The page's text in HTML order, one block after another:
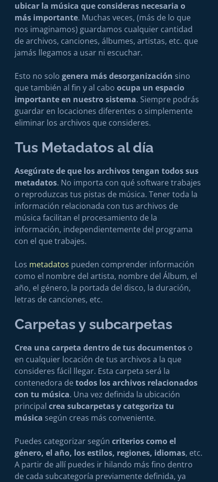
ubicar la música que consideras necesaria o
más importante. Muchas veces, (más de lo que
nos imaginamos) guardamos cualquier cantidad
de archivos, canciones, álbumes, artistas, etc. que
jamás llegamos a usar ni escuchar.
Esto no solo genera más desorganización sino
que también al fin y al cabo ocupa un espacio
importante en nuestro sistema. Siempre podrás
guardar en locaciones diferentes o simplemente
eliminar los archivos que consideres.
Tus Metadatos al día
Asegúrate de que los archivos tengan todos sus
metadatos. No importa con qué software trabajes
o reproduzcas tus pistas de música. Tener toda la
información relacionada con tus archivos de
música facilitan el procesamiento de la
información, independientemente del programa
con el que trabajes.
Los metadatos pueden comprender información
como el nombre del artista, nombre del Álbum, el
año, el género, la portada del disco, la duración,
letras de canciones, etc.
Carpetas y subcarpetas
Crea una carpeta dentro de tus documentos o
en cualquier locación de tus archivos a la que
consideres fácil llegar. Esta carpeta será la
contenedora de todos los archivos relacionados
con tu música. Una vez definida la ubicación
principal crea subcarpetas y categoriza tu
música según creas más conveniente.
Puedes categorizar según criterios como el
género, el año, los estilos, regiones, idiomas, etc.
A partir de allí puedes ir hilando más fino dentro
de cada subcategoría previamente definida, ya